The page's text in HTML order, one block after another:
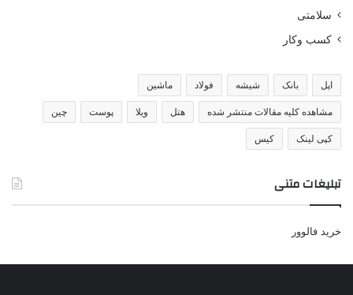
سلامتی
کسب وکار
اپل بانک شیشه فولاد ماشین
مشاهده کلیه مقالات منتشر شده هتل ویلا پوست چین
کپی لینک کیس
تبلیغات متنی
خرید فالوور